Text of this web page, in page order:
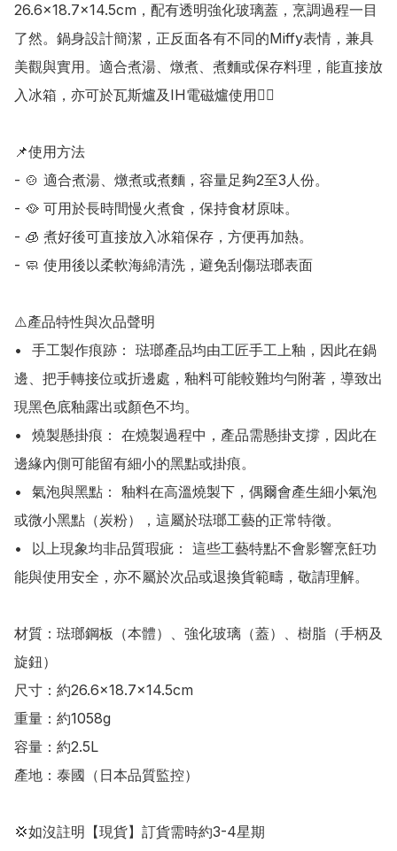
26.6×18.7×14.5cm，配有透明強化玻璃蓋，烹調過程一目
了然。鍋身設計簡潔，正反面各有不同的Miffy表情，兼具
美觀與實用。適合煮湯、燉煮、煮麵或保存料理，能直接放
入冰箱，亦可於瓦斯爐及IH電磁爐使用👍🏻
📌使用方法
- 🍲 適合煮湯、燉煮或煮麵，容量足夠2至3人份。
- 🥘 可用於長時間慢火煮食，保持食材原味。
- 🧊 煮好後可直接放入冰箱保存，方便再加熱。
- 🧼 使用後以柔軟海綿清洗，避免刮傷琺瑯表面
⚠️產品特性與次品聲明
•	手工製作痕跡： 琺瑯產品均由工匠手工上釉，因此在鍋
邊、把手轉接位或折邊處，釉料可能較難均勻附著，導致出
現黑色底釉露出或顏色不均。
•	燒製懸掛痕： 在燒製過程中，產品需懸掛支撐，因此在
邊緣內側可能留有細小的黑點或掛痕。
•	氣泡與黑點： 釉料在高溫燒製下，偶爾會產生細小氣泡
或微小黑點（炭粉），這屬於琺瑯工藝的正常特徵。
•	以上現象均非品質瑕疵： 這些工藝特點不會影響烹飪功
能與使用安全，亦不屬於次品或退換貨範疇，敬請理解。
材質：琺瑯鋼板（本體）、強化玻璃（蓋）、樹脂（手柄及
旋鈕）
尺寸：約26.6×18.7×14.5cm
重量：約1058g
容量：約2.5L
產地：泰國（日本品質監控）
💢如沒註明【現貨】訂貨需時約3-4星期